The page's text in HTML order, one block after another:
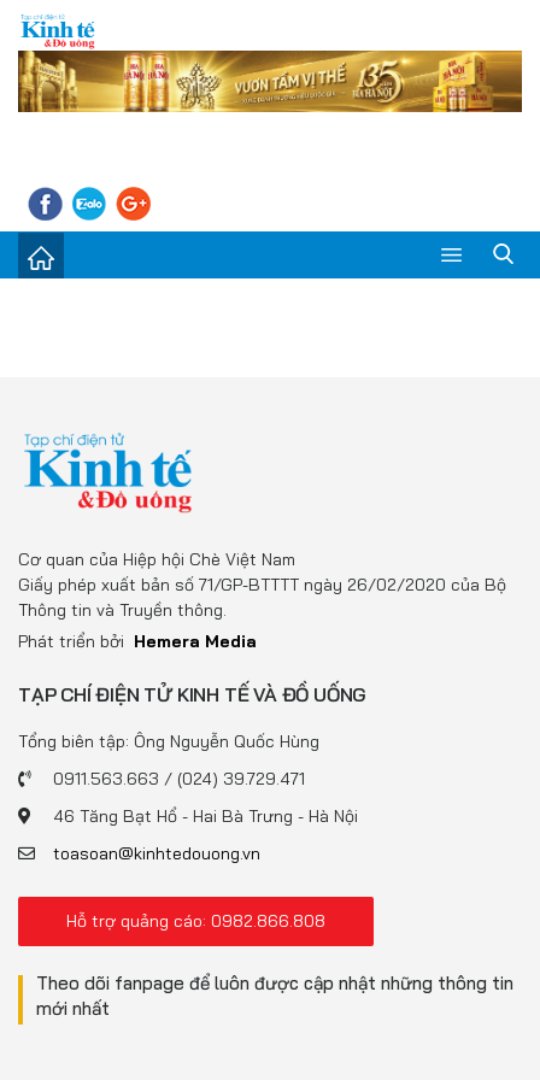
Thị trường
Doanh nghiệp – Doanh nhân
Đồ uống
Pháp luật
Multimedia
Cơ quan của Hiệp hội Chè Việt Nam
Giấy phép xuất bản số 71/GP-BTTTT ngày 26/02/2020 của Bộ
Thông tin và Truyền thông.
Phát triển bởi Hemera Media
TẠP CHÍ ĐIỆN TỬ KINH TẾ VÀ ĐỒ UỐNG
Tổng biên tập: Ông Nguyễn Quốc Hùng
0911.563.663 / (024) 39.729.471
46 Tăng Bạt Hổ - Hai Bà Trưng - Hà Nội
toasoan@kinhtedouong.vn
Hỗ trợ quảng cáo: 0982.866.808
Theo dõi fanpage để luôn được cập nhật những thông tin
mới nhất